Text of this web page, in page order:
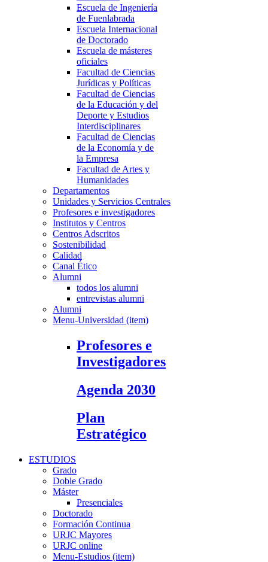
Escuela de Ingeniería
de Fuenlabrada
Escuela Internacional
de Doctorado
Escuela de másteres
oficiales
Facultad de Ciencias
Jurídicas y Políticas
Facultad de Ciencias
de la Educación y del
Deporte y Estudios
Interdisciplinares
Facultad de Ciencias
de la Economía y de
la Empresa
Facultad de Artes y
Humanidades
Departamentos
Unidades y Servicios Centrales
Profesores e investigadores
Institutos y Centros
Centros Adscritos
Sostenibilidad
Calidad
Canal Ético
Alumni
todos los alumni
entrevistas alumni
Alumni
Menu-Universidad (item)
Profesores e
Investigadores
Agenda 2030
Plan
Estratégico
ESTUDIOS
Grado
Doble Grado
Máster
Presenciales
Doctorado
Formación Continua
URJC Mayores
URJC online
Menu-Estudios (item)